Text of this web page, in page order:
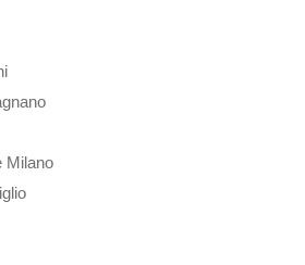
Milano